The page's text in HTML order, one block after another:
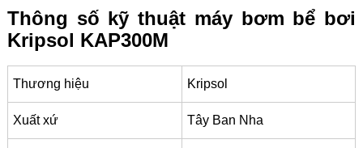
Thông số kỹ thuật máy bơm bể bơi
Kripsol KAP300M
Thương hiệu Kripsol
Xuất xứ Tây Ban Nha